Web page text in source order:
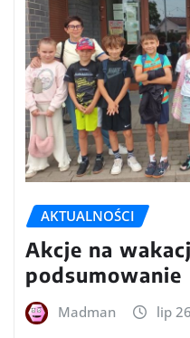
AKTUALNOŚCI
Akcje na
podsumowanie
Madman lip